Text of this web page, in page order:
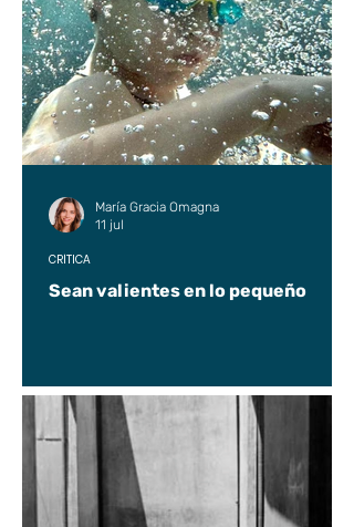
Sean valientes en lo pequeño
CRÍTICA
María Gracia Omagna
11 jul